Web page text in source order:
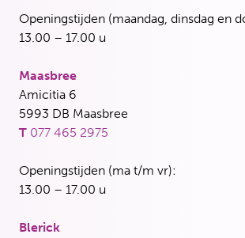
Openingstijden (maandag, dinsdag en
13.00 – 17.00 u
Maasbree
Amicitia 6
5993 DB Maasbree
T 077 465 2975
Openingstijden (ma t/m vr):
13.00 – 17.00 u
Blerick